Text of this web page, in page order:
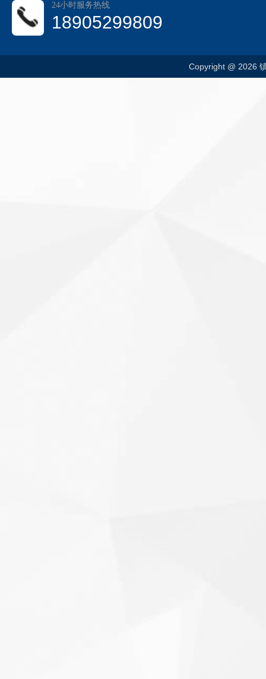
24小时服务热线
18905299809
Copyright @ 2026